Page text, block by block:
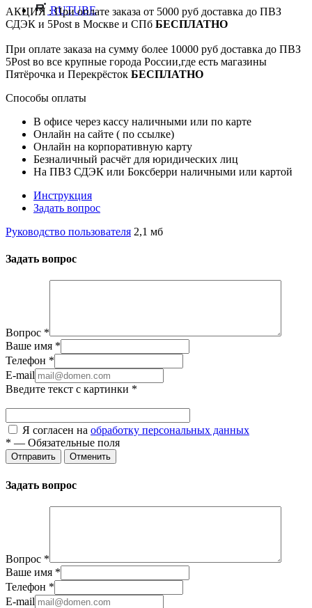
RUTUBE
АКЦИЯ : При оплате заказа от 5000 руб доставка до ПВЗ
СДЭК и 5Post в Москве и СПб БЕСПЛАТНО
При оплате заказа на сумму более 10000 руб доставка до ПВЗ
5Post во все крупные города России,где есть магазины
Пятёрочка и Перекрёсток БЕСПЛАТНО
Способы оплаты
В офисе через кассу наличными или по карте
Онлайн на сайте ( по ссылке)
Онлайн на корпоративную карту
Безналичный расчёт для юридических лиц
На ПВЗ СДЭК или Боксберри наличными или картой
Инструкция
Задать вопрос
Руководство пользователя 2,1 мб
Задать вопрос
Вопрос *
Ваше имя *
Телефон *
E-mail
Введите текст с картинки *
Я согласен на обработку персональных данных
* — Обязательные поля
Отправить Отменить
Задать вопрос
Вопрос *
Ваше имя *
Телефон *
E-mail